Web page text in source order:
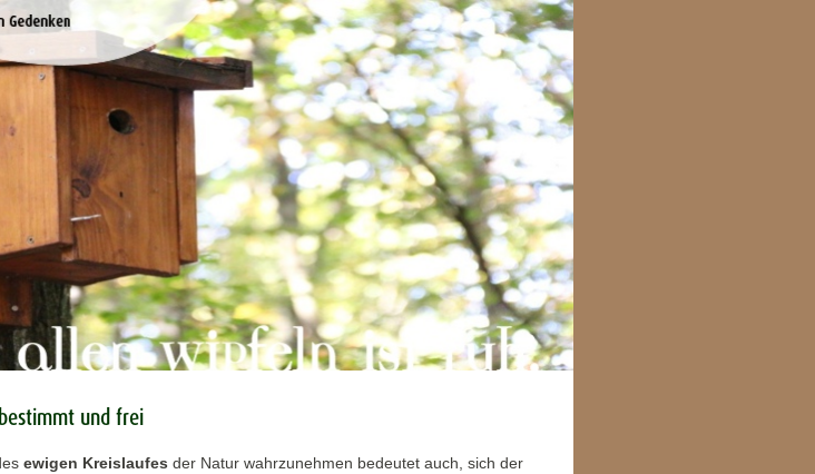
und frei
ewigen Kreislaufes der Natur wahrzunehmen bedeutet auch, sich der